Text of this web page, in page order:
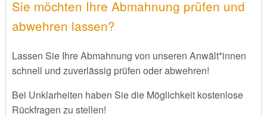
Sie möchten Ihre Abmahnung prüfen und
abwehren lassen?
Lassen Sie Ihre Abmahnung von unseren Anwält*innen
schnell und zuverlässig prüfen oder abwehren!
Bei Unklarheiten haben Sie die Möglichkeit kostenlose
Rückfragen zu stellen!